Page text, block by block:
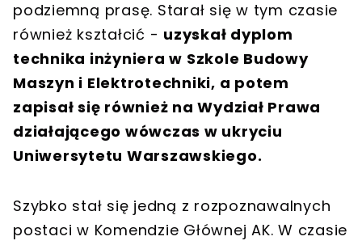
podziemną prasę. Starał się w tym czasie
również kształcić - uzyskał dyplom
technika inżyniera w Szkole Budowy
Maszyn i Elektrotechniki, a potem
zapisał się również na Wydział Prawa
działającego wówczas w ukryciu
Uniwersytetu Warszawskiego.
Szybko stał się jedną z rozpoznawalnych
postaci w Komendzie Głównej AK. W czasie